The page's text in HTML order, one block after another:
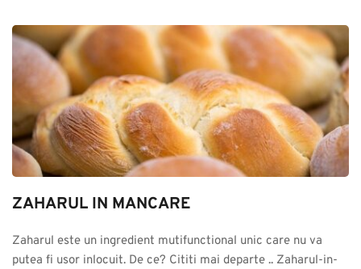
ZAHARUL IN MANCARE
Zaharul este un ingredient mutifunctional unic care nu va
putea fi usor inlocuit. De ce? Cititi mai departe .. Zaharul-in-